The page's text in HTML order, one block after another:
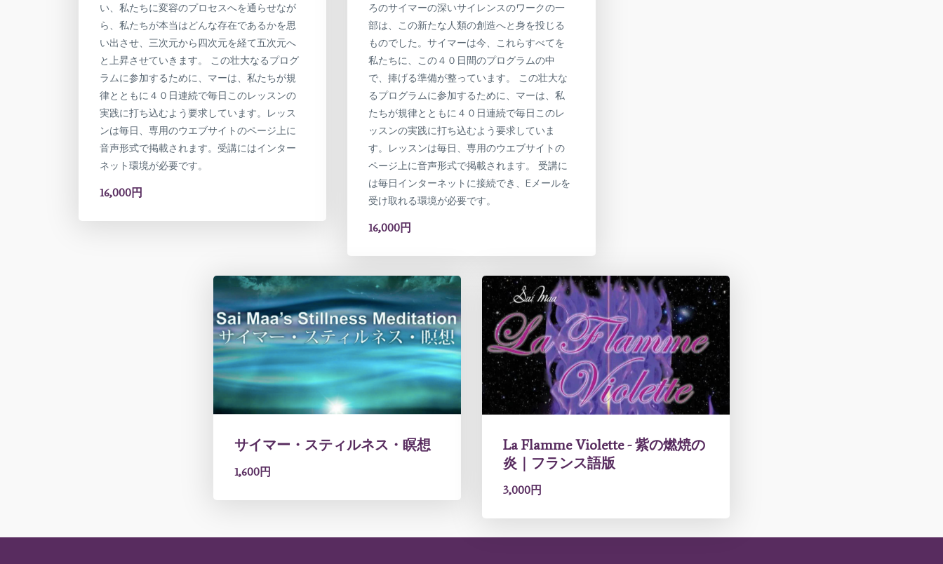
い、私たちに変容のプロセスへを通らせなが
ら、私たちが本当はどんな存在であるかを思
い出させ、三次元から四次元を経て五次元へ
と上昇させていきます。 この壮大なるプログ
ラムに参加するために、マーは、私たちが規
律とともに４０日連続で毎日このレッスンの
実践に打ち込むよう要求しています。レッス
ンは毎日、専用のウエブサイトのページ上に
音声形式で掲載されます。受講にはインター
ネット環境が必要です。
16,000円
ろのサイマーの深いサイレンスのワークの一
部は、この新たな人類の創造へと身を投じる
ものでした。サイマーは今、これらすべてを
私たちに、この４０日間のプログラムの中
で、捧げる準備が整っています。 この壮大な
るプログラムに参加するために、マーは、私
たちが規律とともに４０日連続で毎日このレ
ッスンの実践に打ち込むよう要求していま
す。レッスンは毎日、専用のウエブサイトの
ページ上に音声形式で掲載されます。 受講に
は毎日インターネットに接続でき、Eメールを
受け取れる環境が必要です。
16,000円
サイマー・スティルネス・瞑想
1,600円
La Flamme Violette - 紫の燃焼の
炎｜フランス語版
3,000円